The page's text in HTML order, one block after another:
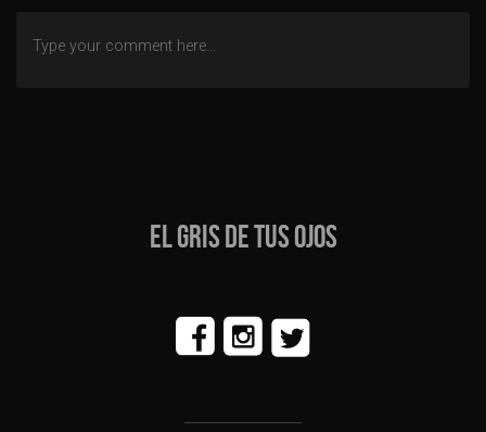
entradas
EL GRIS DE TUS OJOS